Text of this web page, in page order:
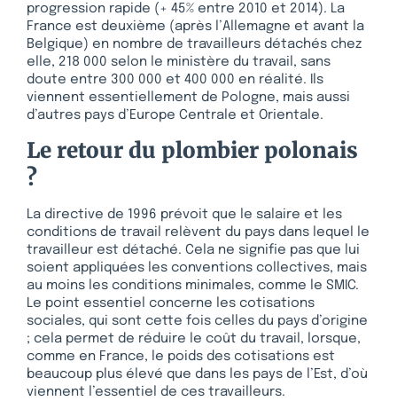
progression rapide (+ 45% entre 2010 et 2014). La
France est deuxième (après l’Allemagne et avant la
Belgique) en nombre de travailleurs détachés chez
elle, 218 000 selon le ministère du travail, sans
doute entre 300 000 et 400 000 en réalité. Ils
viennent essentiellement de Pologne, mais aussi
d’autres pays d’Europe Centrale et Orientale.
Le retour du plombier polonais
?
La directive de 1996 prévoit que le salaire et les
conditions de travail relèvent du pays dans lequel le
travailleur est détaché. Cela ne signifie pas que lui
soient appliquées les conventions collectives, mais
au moins les conditions minimales, comme le SMIC.
Le point essentiel concerne les cotisations
sociales, qui sont cette fois celles du pays d’origine
; cela permet de réduire le coût du travail, lorsque,
comme en France, le poids des cotisations est
beaucoup plus élevé que dans les pays de l’Est, d’où
viennent l’essentiel de ces travailleurs.